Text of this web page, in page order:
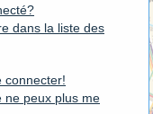
dans la liste des
connecter!
ne peux plus me